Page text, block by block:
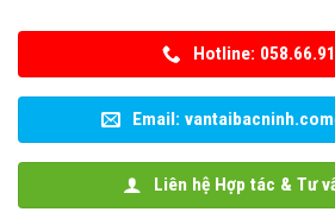
Hotline:
Email:
Liên hệ Hợp tác & Tư